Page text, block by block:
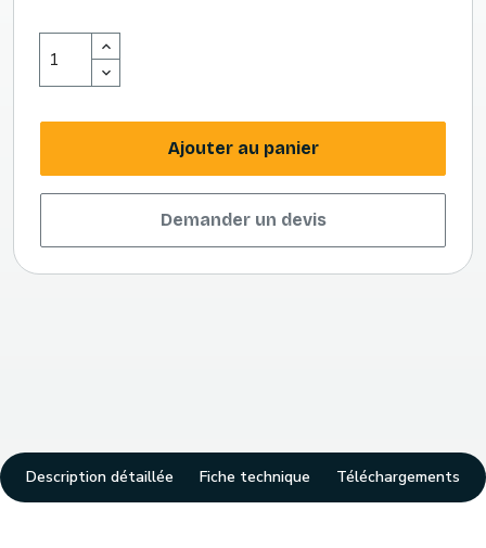
Ajouter au panier
Demander un devis
Description détaillée Fiche technique Téléchargements